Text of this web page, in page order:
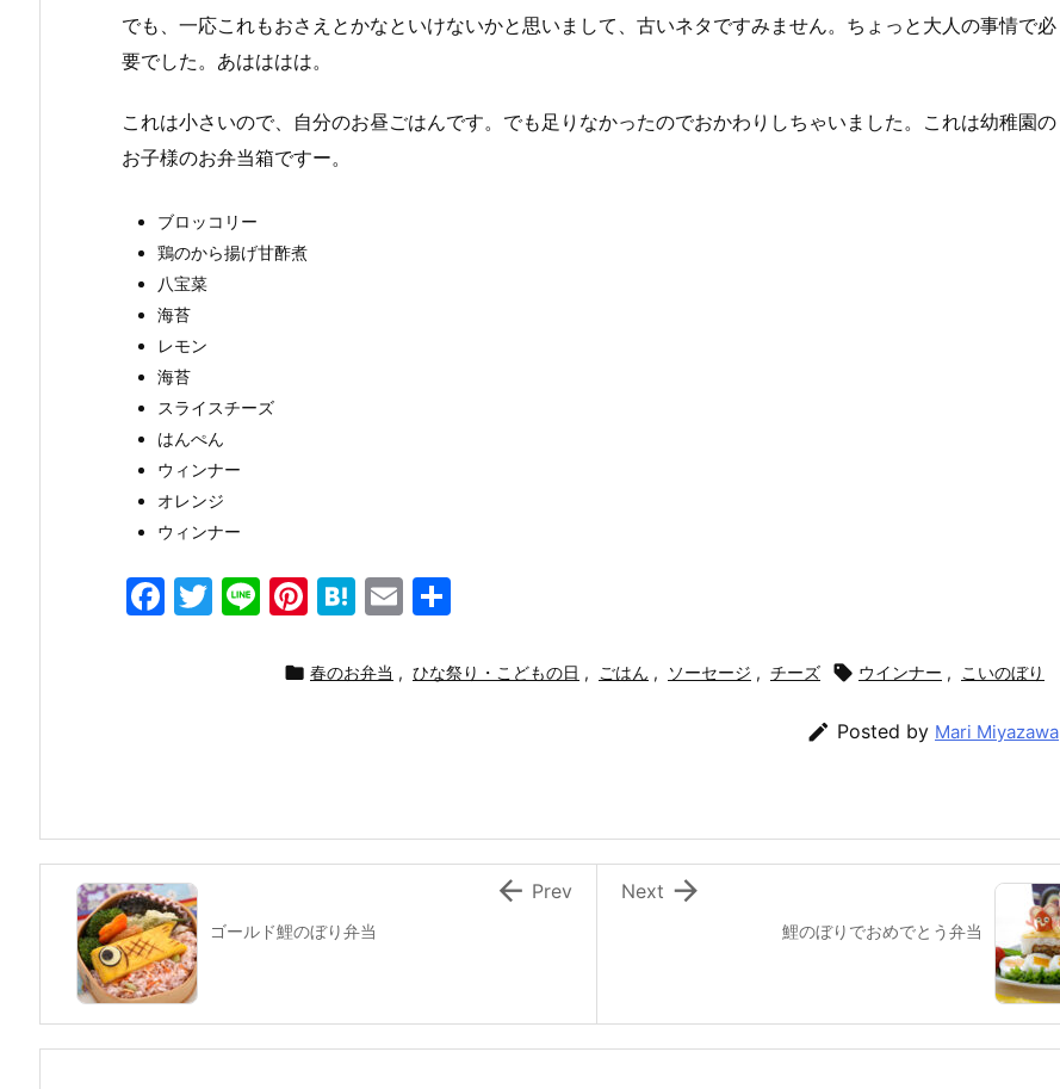
でも、一応これもおさえとかなといけないかと思いまして、古いネタですみません。ちょっと大人の事情で必
要でした。あはははは。
これは小さいので、自分のお昼ごはんです。でも足りなかったのでおかわりしちゃいました。これは幼稚園の
お子様のお弁当箱ですー。
ブロッコリー
鶏のから揚げ甘酢煮
八宝菜
海苔
レモン
海苔
スライスチーズ
はんぺん
ウィンナー
オレンジ
ウィンナー
F
k
T
Li Pi
er
H
e
E
ai
 春のお弁当 , ひな祭り・こどもの日 , ごはん , ソーセージ , チーズ  ウインナー , こいのぼり
 Posted by Mari Miyazawa
鯉のぼりでおめでとう弁当

Next
ゴールド鯉のぼり弁当
 Prev